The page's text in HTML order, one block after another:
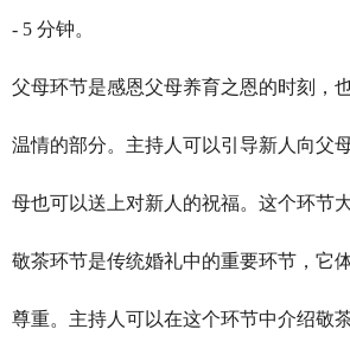
- 5 分钟。
父母环节是感恩父母养育之恩的时刻，
温情的部分。主持人可以引导新人向父
母也可以送上对新人的祝福。这个环节
敬茶环节是传统婚礼中的重要环节，它
尊重。主持人可以在这个环节中介绍敬